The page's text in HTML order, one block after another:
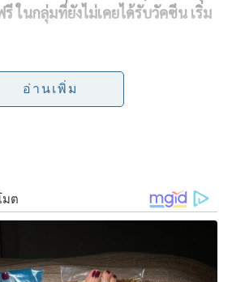
y
i
n
r
ในกลุ่มที่ยังไม่เคยได้รับวัคซีน เริ่ม
รวงสาธารณสุขเผยสถานการณ์โรค
รถควบคุมได้ โดยมอบหมายให้
ยุ 1-12 ปีทั่วประเทศ ฟรี ในกลุ่มที่ยัง
ม 14 พ.ย.นี้ แนะหากมีไข้สูง 3-4 วัน
พทย์โดยเร็ว
อ่านเพิ่ม